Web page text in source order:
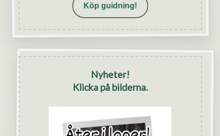
Köp guidning!
Nyheter!
Klicka på bilderna.